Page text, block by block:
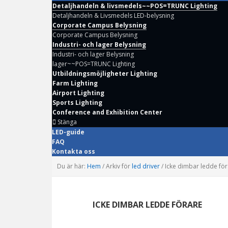
Detaljhandeln & livsmedels~~POS=TRUNC Lighting
Detaljhandeln & Livsmedels LED-belysning
Corporate Campus Belysning
Corporate Campus Belysning
Industri- och lager Belysning
Industri- och lager Belysning
lager~~POS=TRUNC Lighting
Utbildningsmöjligheter Lighting
Farm Lighting
Airport Lighting
Sports Lighting
Conference and Exhibition Center
Stänga
LED-guide
FAQ
Kontakta oss
Du är här: Hem /Arkiv för led driver/ Icke dimbar ledde
ICKE DIMBAR LEDDE FÖRARE